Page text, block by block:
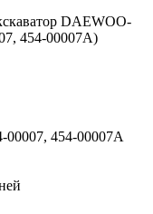
DAEWOO-
454-00007A)
00007, 454-00007A